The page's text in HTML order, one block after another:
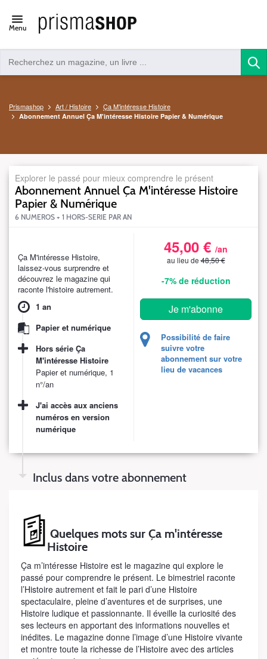
Open/close
navigation
Menu
Prismashop Art / Histoire Ça M'intéresse Histoire
Abonnement Annuel Ça M'intéresse Histoire Papier & Numérique
Explorer le passé pour mieux comprendre le présent
Abonnement Annuel Ça M'intéresse Histoire
Papier & Numérique
6 NUMEROS + 1 HORS-SERIE PAR AN
Ça M'intéresse Histoire,
laissez-vous surprendre et
découvrez le magazine qui
raconte l'histoire autrement.
1 an
Papier et numérique
Hors série Ça
M'intéresse Histoire
Papier et numérique, 1
n°/an
J'ai accès aux anciens
numéros en version
numérique
45,00 € /an
au lieu de48,50 €
-7%de réduction
Je m'abonne
Possibilité de faire
suivre votre
abonnement sur votre
lieu de vacances
Inclus dans votre abonnement
Quelques mots sur Ça m'intéresse
Histoire
Ça m’intéresse Histoire est le magazine qui explore le
passé pour comprendre le présent. Le bimestriel raconte
l’Histoire autrement et fait le pari d’une Histoire
spectaculaire, pleine d’aventures et de surprises, une
Histoire ludique et passionnante. Il éveille la curiosité des
ses lecteurs en apportant des informations nouvelles et
inédites. Le magazine donne l’image d’une Histoire vivante
et montre toute la richesse de l’Histoire avec des articles